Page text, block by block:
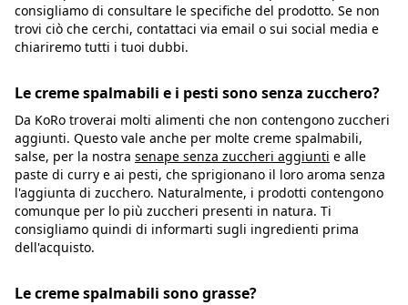
consigliamo di consultare le specifiche del prodotto. Se non
trovi ciò che cerchi, contattaci via email o sui social media e
chiariremo tutti i tuoi dubbi.
Le creme spalmabili e i pesti sono senza zucchero?
Da KoRo troverai molti alimenti che non contengono zuccheri
aggiunti. Questo vale anche per molte creme spalmabili,
salse, per la nostra senape senza zuccheri aggiunti e alle
paste di curry e ai pesti, che sprigionano il loro aroma senza
l'aggiunta di zucchero. Naturalmente, i prodotti contengono
comunque per lo più zuccheri presenti in natura. Ti
consigliamo quindi di informarti sugli ingredienti prima
dell'acquisto.
Le creme spalmabili sono grasse?